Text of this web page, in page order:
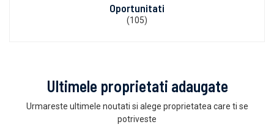
Oportunitati
(105)
Ultimele proprietati adaugate
Urmareste ultimele noutati si alege proprietatea care ti se
potriveste